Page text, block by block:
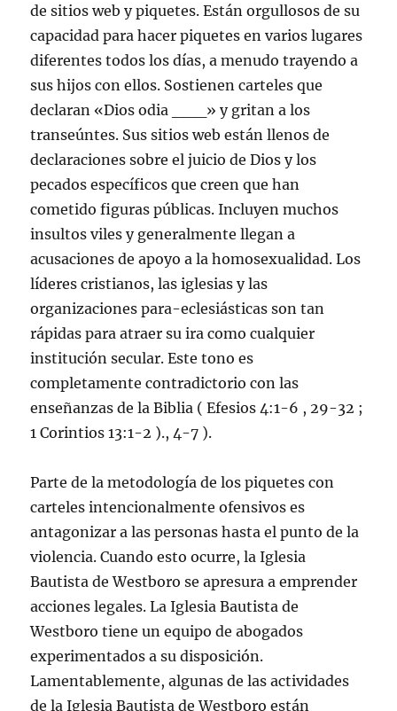
de sitios web y piquetes. Están orgullosos de su
capacidad para hacer piquetes en varios lugares
diferentes todos los días, a menudo trayendo a
sus hijos con ellos. Sostienen carteles que
declaran «Dios odia ___» y gritan a los
transeúntes. Sus sitios web están llenos de
declaraciones sobre el juicio de Dios y los
pecados específicos que creen que han
cometido figuras públicas. Incluyen muchos
insultos viles y generalmente llegan a
acusaciones de apoyo a la homosexualidad. Los
líderes cristianos, las iglesias y las
organizaciones para-eclesiásticas son tan
rápidas para atraer su ira como cualquier
institución secular. Este tono es
completamente contradictorio con las
enseñanzas de la Biblia ( Efesios 4:1-6 , 29-32 ;
1 Corintios 13:1-2 )., 4-7 ).
Parte de la metodología de los piquetes con
carteles intencionalmente ofensivos es
antagonizar a las personas hasta el punto de la
violencia. Cuando esto ocurre, la Iglesia
Bautista de Westboro se apresura a emprender
acciones legales. La Iglesia Bautista de
Westboro tiene un equipo de abogados
experimentados a su disposición.
Lamentablemente, algunas de las actividades
de la Iglesia Bautista de Westboro están